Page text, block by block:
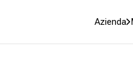
Azienda